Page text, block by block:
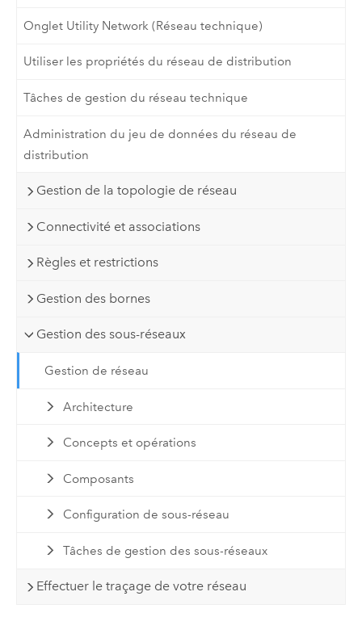
Onglet Utility Network (Réseau technique)
Utiliser les propriétés du réseau de distribution
Tâches de gestion du réseau technique
Administration du jeu de données du réseau de
distribution
Gestion de la topologie de réseau
Connectivité et associations
Règles et restrictions
Gestion des bornes
Gestion des sous-réseaux
Gestion de réseau
Architecture
Concepts et opérations
Composants
Configuration de sous-réseau
Tâches de gestion des sous-réseaux
Effectuer le traçage de votre réseau